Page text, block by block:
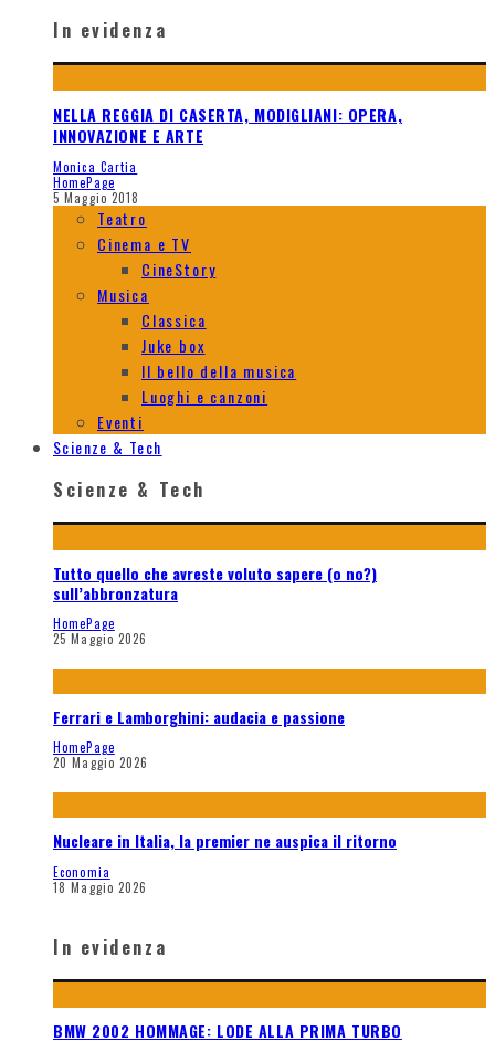
In evidenza
NELLA REGGIA DI CASERTA, MODIGLIANI: OPERA,
INNOVAZIONE E ARTE
Monica Cartia
HomePage
5 Maggio 2018
Teatro
Cinema e TV
CineStory
Musica
Classica
Juke box
Il bello della musica
Luoghi e canzoni
Eventi
Scienze & Tech
Scienze & Tech
Tutto quello che avreste voluto sapere (o no?)
sull’abbronzatura
HomePage
25 Maggio 2026
Ferrari e Lamborghini: audacia e passione
HomePage
20 Maggio 2026
Nucleare in Italia, la premier ne auspica il ritorno
Economia
18 Maggio 2026
In evidenza
BMW 2002 HOMMAGE: LODE ALLA PRIMA TURBO